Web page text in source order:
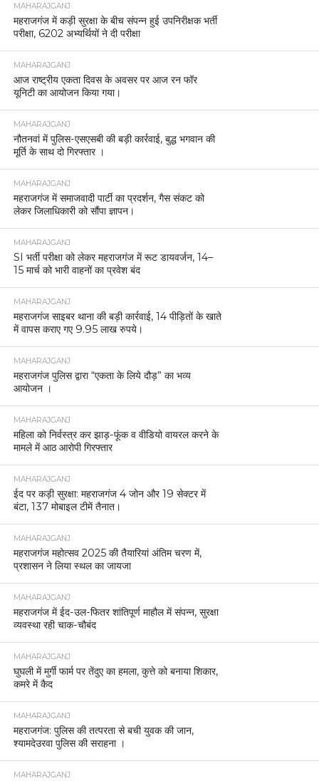
MAHARAJGANJ
महराजगंज में कड़ी सुरक्षा के बीच संपन्न हुई उपनिरीक्षक भर्ती
परीक्षा, 6202 अभ्यर्थियों ने दी परीक्षा
MAHARAJGANJ
आज राष्ट्रीय एकता दिवस के अवसर पर आज रन फॉर
यूनिटी का आयोजन किया गया।
MAHARAJGANJ
नौतनवां में पुलिस-एसएसबी की बड़ी कार्रवाई, बुद्ध भगवान की
मूर्ति के साथ दो गिरफ्तार ।
MAHARAJGANJ
महराजगंज में समाजवादी पार्टी का प्रदर्शन, गैस संकट को
लेकर जिलाधिकारी को सौंपा ज्ञापन।
MAHARAJGANJ
SI भर्ती परीक्षा को लेकर महराजगंज में रूट डायवर्जन, 14–
15 मार्च को भारी वाहनों का प्रवेश बंद
MAHARAJGANJ
महराजगंज साइबर थाना की बड़ी कार्रवाई, 14 पीड़ितों के खाते
में वापस कराए गए 9.95 लाख रुपये।
MAHARAJGANJ
महराजगंज पुलिस द्वारा “एकता के लिये दौड़” का भव्य
आयोजन ।
MAHARAJGANJ
महिला को निर्वस्त्र कर झाड़-फूंक व वीडियो वायरल करने के
मामले में आठ आरोपी गिरफ्तार
MAHARAJGANJ
ईद पर कड़ी सुरक्षा: महराजगंज 4 जोन और 19 सेक्टर में
बंटा, 137 मोबाइल टीमें तैनात।
MAHARAJGANJ
महराजगंज महोत्सव 2025 की तैयारियां अंतिम चरण में,
प्रशासन ने लिया स्थल का जायजा
MAHARAJGANJ
महराजगंज में ईद-उल-फितर शांतिपूर्ण माहौल में संपन्न, सुरक्षा
व्यवस्था रही चाक-चौबंद
MAHARAJGANJ
घुघली में मुर्गी फार्म पर तेंदुए का हमला, कुत्ते को बनाया शिकार,
कमरे में कैद
MAHARAJGANJ
महराजगंज: पुलिस की तत्परता से बची युवक की जान,
श्यामदेउरवा पुलिस की सराहना ।
MAHARAJGANJ